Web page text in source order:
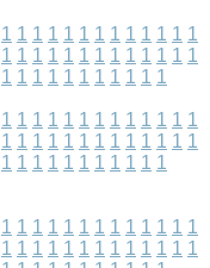
1 1 1 1 1 1 1 1 1 1 1 1 1
1 1 1 1 1 1 1 1 1 1 1 1 1
1 1 1 1 1 1 1 1 1 1 1
1 1 1 1 1 1 1 1 1 1 1 1 1
1 1 1 1 1 1 1 1 1 1 1 1 1
1 1 1 1 1 1 1 1 1 1 1
1 1 1 1 1 1 1 1 1 1 1 1 1
1 1 1 1 1 1 1 1 1 1 1 1 1